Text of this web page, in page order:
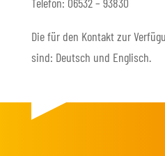
Die für den Kontakt zur
sind: Deutsch und Englisch.